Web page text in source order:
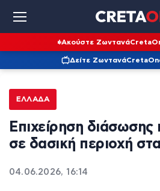
Ακούστε Ζωντανά
Δείτε Ζωντανά
ΕΛΛΆΔΑ
Επιχείρηση διάσωσης
σε δασική περιοχή
04.06.2026, 16:14